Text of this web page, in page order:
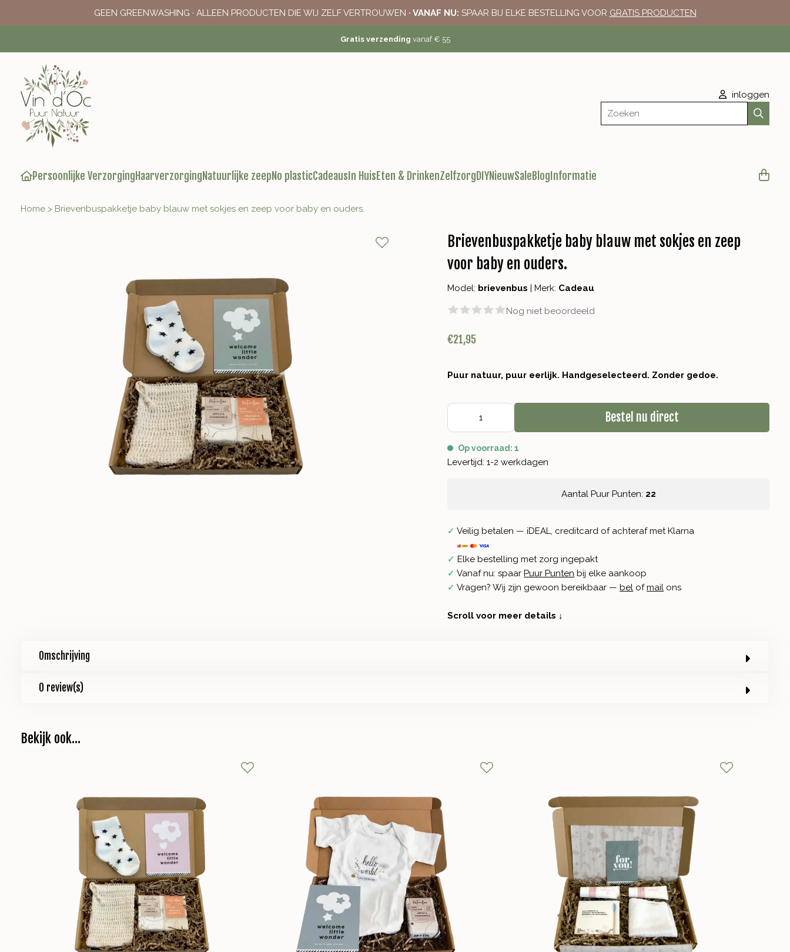
GEEN GREENWASHING · ALLEEN PRODUCTEN DIE WIJ ZELF VERTROUWEN · VANAF NU: SPAAR BIJ ELKE BESTELLING VOOR GRATIS PRODUCTEN
Gratis verzending vanaf € 55
inloggen
Zoeken
Persoonlijke VerzorgingHaarverzorgingNatuurlijke zeepNo plasticCadeaus In HuisEten & DrinkenZelfzorgDIYNieuwSaleBlog Informatie
Home > Brievenbuspakketje baby blauw met sokjes en zeep voor baby en ouders.
Brievenbuspakketje baby blauw met sokjes en zeep
voor baby en ouders.
Model: brievenbus Merk: Cadeau
Nog niet beoordeeld
€21,95
Puur natuur, puur eerlijk. Handgeselecteerd. Zonder gedoe.
Bestel nu direct
Op voorraad: 1
Levertijd: 1-2 werkdagen
Aantal Puur Punten: 22
✓ Veilig betalen — iDEAL, creditcard of achteraf met Klarna
✓ Elke bestelling met zorg ingepakt
✓ Vanaf nu: spaar Puur Punten bij elke aankoop
✓ Vragen? Wij zijn gewoon bereikbaar — bel ofmail ons
Scroll voor meer details ↓
Omschrijving
0 review(s)
Bekijk ook...